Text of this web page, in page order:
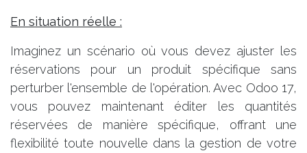
En situation réelle :
Imaginez un scénario où vous devez ajuster les
réservations pour un produit spécifique sans
perturber l'ensemble de l'opération. Avec Odoo 17,
vous pouvez maintenant éditer les quantités
réservées de manière spécifique, offrant une
flexibilité toute nouvelle dans la gestion de votre